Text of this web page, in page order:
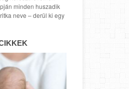
minden huszadik
neve – derül ki egy